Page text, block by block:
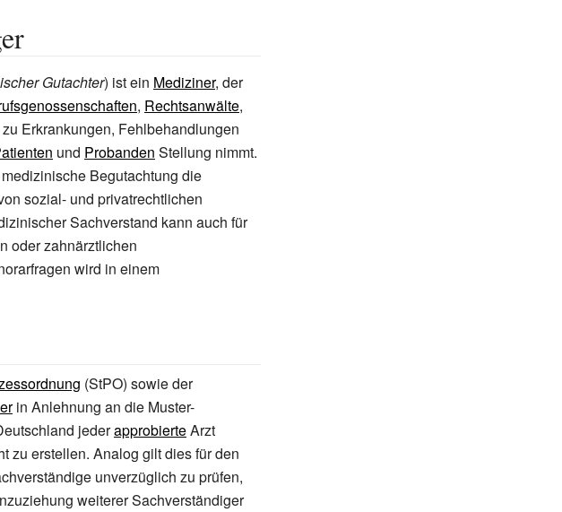
Gutachter) ist ein Mediziner, der
, Rechtsanwälte,
Erkrankungen, Fehlbehandlungen
und Probanden Stellung nimmt.
Begutachtung die
sozial- und privatrechtlichen
Sachverstand kann auch für
oder zahnärztlichen
wird in einem
(StPO) sowie der
in Anlehnung an die Muster-
jederapprobierteArzt
zu erstellen. Analog gilt dies für den
unverzüglich zu prüfen,
weiterer Sachverständiger